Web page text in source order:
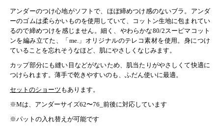
アンダーのつけ心地がソフトで、ほぼ締めつけ感のないブラ。アンダ
ーのゴムは柔らかいものを使用していて、コットン生地に包まれてい
るので締めつけを感じません。細く、やわらかな80/2スーピマコット
ンを編み立てた、「me.」オリジナルのテレコ素材を使用。身につけ
ていることを忘れそうなほど、肌にやさしくなじみます。
カップ部分にも縫い目などがないため、肌当たりがやさしくて快適に
つけられます。薄手で乾きやすいのも、ふだん使いに最適。
セットのショーツ もあります。
※Mは、アンダーサイズ62〜76_前後に対応しています
※パットの入れ替えが可能です